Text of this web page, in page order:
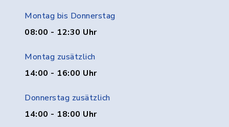
Montag bis Donnerstag
08:00 - 12:30 Uhr
Montag zusätzlich
14:00 - 16:00 Uhr
Donnerstag zusätzlich
14:00 - 18:00 Uhr